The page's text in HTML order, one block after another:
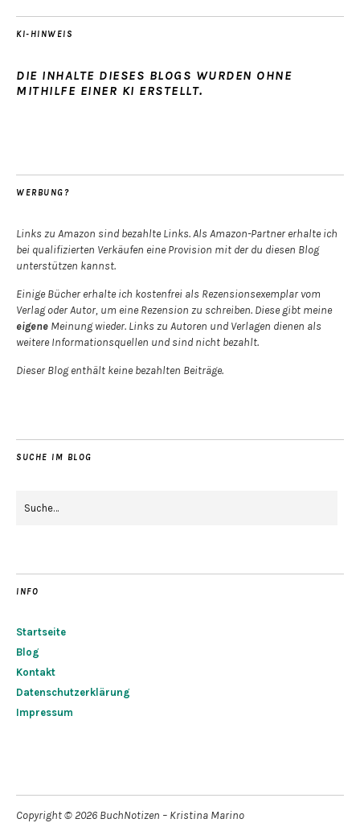
KI-HINWEIS
DIE INHALTE DIESES BLOGS WURDEN OHNE
MITHILFE EINER KI ERSTELLT.
WERBUNG?
Links zu Amazon sind bezahlte Links. Als Amazon-Partner erhalte ich
bei qualifizierten Verkäufen eine Provision mit der du diesen Blog
unterstützen kannst.
Einige Bücher erhalte ich kostenfrei als Rezensionsexemplar vom
Verlag oder Autor, um eine Rezension zu schreiben. Diese gibt meine
eigene Meinung wieder. Links zu Autoren und Verlagen dienen als
weitere Informationsquellen und sind nicht bezahlt.
Dieser Blog enthält keine bezahlten Beiträge.
SUCHE IM BLOG
INFO
Startseite
Blog
Kontakt
Datenschutzerklärung
Impressum
Copyright © 2026 BuchNotizen – Kristina Marino